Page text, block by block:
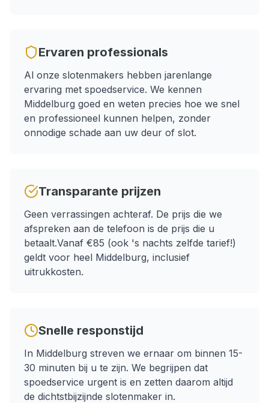
Ervaren professionals
Al onze slotenmakers hebben jarenlange
ervaring met spoedservice. We kennen
Middelburg goed en weten precies hoe we snel
en professioneel kunnen helpen, zonder
onnodige schade aan uw deur of slot.
Transparante prijzen
Geen verrassingen achteraf. De prijs die we
afspreken aan de telefoon is de prijs die u
betaalt.Vanaf €85 (ook 's nachts zelfde tarief!)
geldt voor heel Middelburg, inclusief
uitrukkosten.
Snelle responstijd
In Middelburg streven we ernaar om binnen 15-
30 minuten bij u te zijn. We begrijpen dat
spoedservice urgent is en zetten daarom altijd
de dichtstbijzijnde slotenmaker in.